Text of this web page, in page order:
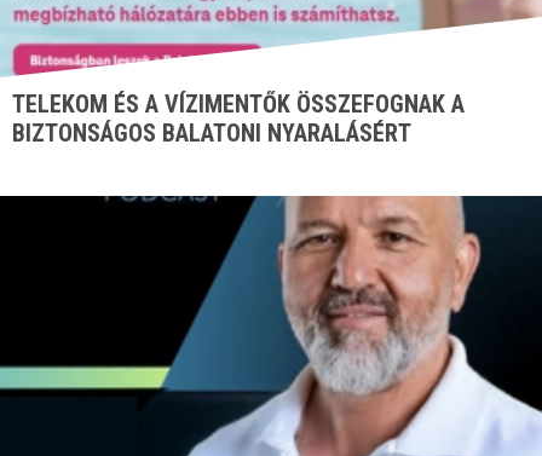
TELEKOM ÉS A VÍZIMENTŐK ÖSSZEFOGNAK A
BIZTONSÁGOS BALATONI NYARALÁSÉRT